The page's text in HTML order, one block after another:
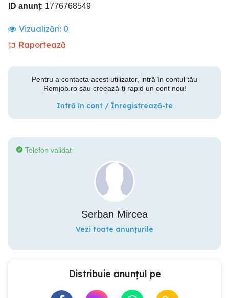
ID anunț: 1776768549
Vizualizări: 0
Raportează
Pentru a contacta acest utilizator, intră în contul tău
Romjob.ro sau creează-ți rapid un cont nou!
Intră în cont / Înregistrează-te
Telefon validat
Serban Mircea
Vezi toate anunțurile
Distribuie anunțul pe